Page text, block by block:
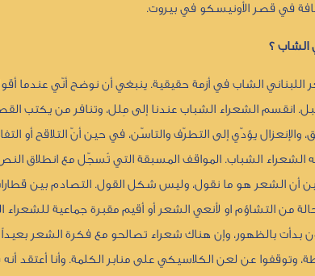
في قصر الأونيسكو في بيروت.
الشاب ؟
اللبناني الشاب في أزمة حقيقية. ينبغي أن نوضح أنّي عندما
انقسم الشعراء الشباب عندنا إلى مِلل، وتنافر من يكتب
يؤدّي إلى التطرّف والتاسّن، في حين أنّ التلاقح أو
الشعراء الشباب. المواقف المسبقة التي تُسجّل مع انطلاق
أن الشعر هو ما نقول، وليس شكل القول. التصادم بين
من التشاؤم او لأنعي الشعر أو أقيم مقبرة جماعية للشعراء
بالظهور، وإن هناك شعراء تصالحو مع فكرة الشعر بعيداً
وتوقفوا عن لعن الكلاسيكي على منابر الكلمة. وأنا أعتقد